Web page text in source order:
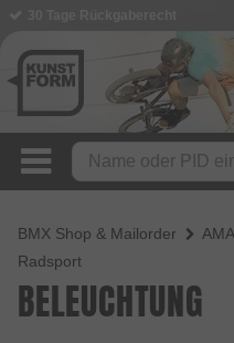
BMX Shop & Mailorder
Radsport
BELEUCHTUNG